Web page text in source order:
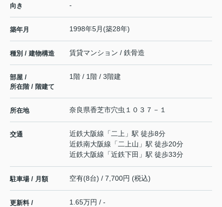
向き -
築年月 1998年5月(築28年)
種別 / 建物構造 賃貸マンション / 鉄骨造
部屋 /
所在階 / 階建て
1階 / 1階 / 3階建
所在地 奈良県香芝市穴虫 １０３７－１
交通 近鉄大阪線 「 二上 」駅 徒歩8分
近鉄南大阪線 「 二上山 」駅 徒歩20分
近鉄大阪線 「近鉄下田 」駅 徒歩33分
駐車場 / 月額 空有(8台) / 7,700円 (税込)
更新料 /
1.65万円 / -